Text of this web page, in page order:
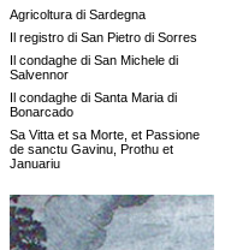
Agricoltura di Sardegna
Il registro di San Pietro di Sorres
Il condaghe di San Michele di
Salvennor
Il condaghe di Santa Maria di
Bonarcado
Sa Vitta et sa Morte, et Passione
de sanctu Gavinu, Prothu et
Januariu